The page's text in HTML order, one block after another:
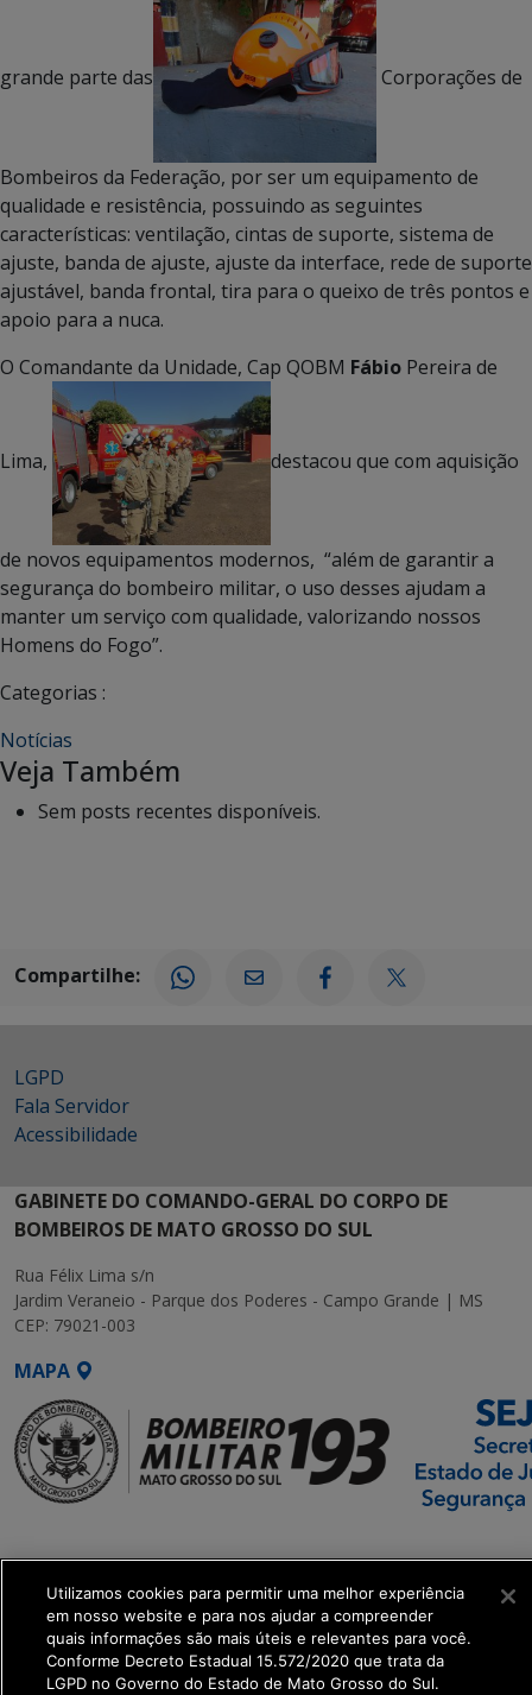
grande parte das Corporações de
Bombeiros da Federação, por ser um equipamento de
qualidade e resistência, possuindo as seguintes
características: ventilação, cintas de suporte, sistema de
ajuste, banda de ajuste, ajuste da interface, rede de suporte
ajustável, banda frontal, tira para o queixo de três pontos e
apoio para a nuca.
O Comandante da Unidade, Cap QOBM Fábio Pereira de
Lima, destacou que com aquisição
de novos equipamentos modernos, “além de garantir a
segurança do bombeiro militar, o uso desses ajudam a
manter um serviço com qualidade, valorizando nossos
Homens do Fogo”.
Categorias :
Notícias
Veja Também
Sem posts recentes disponíveis.
Compartilhe:
LGPD
Fala Servidor
Acessibilidade
GABINETE DO COMANDO-GERAL DO CORPO DE
BOMBEIROS DE MATO GROSSO DO SUL
Rua Félix Lima s/n
Jardim Veraneio - Parque dos Poderes - Campo Grande | MS
CEP: 79021-003
MAPA
Executiva de
Transformação Digital
get_footer();
Utilizamos cookies para permitir uma melhor experiência
em nosso website e para nos ajudar a compreender
quais informações são mais úteis e relevantes para você.
Conforme Decreto Estadual 15.572/2020 que trata da
LGPD no Governo do Estado de Mato Grosso do Sul.